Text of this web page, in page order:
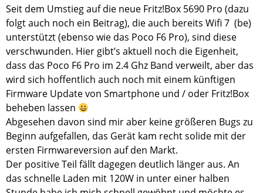
Seit dem Umstieg auf die neue Fritz!Box 5690 Pro (dazu
folgt auch noch ein Beitrag), die auch bereits Wifi 7 (be)
unterstützt (ebenso wie das Poco F6 Pro), sind diese
verschwunden. Hier gibt’s aktuell noch die Eigenheit,
dass das Poco F6 Pro im 2.4 Ghz Band verweilt, aber das
wird sich hoffentlich auch noch mit einem künftigen
Firmware Update von Smartphone und / oder Fritz!Box
beheben lassen
Abgesehen davon sind mir aber keine größeren Bugs zu
Beginn aufgefallen, das Gerät kam recht solide mit der
ersten Firmwareversion auf den Markt.
Der positive Teil fällt dagegen deutlich länger aus. An
das schnelle Laden mit 120W in unter einer halben